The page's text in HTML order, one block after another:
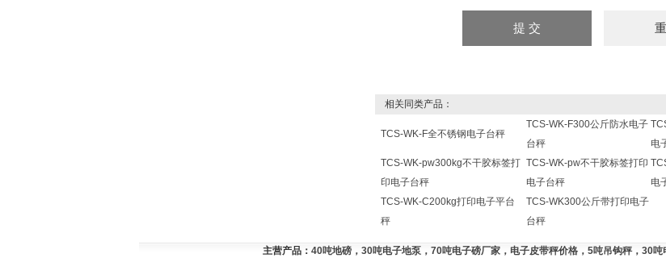
相关同类产品：
TCS-WK-F全不锈钢电子台秤
TCS-WK-F300公斤防水电子
台秤
电
TCS-WK-pw300kg不干胶标签打
印电子台秤
TCS-WK-pw不干胶标签打印
电子台秤
电
TCS-WK-C200kg打印电子平台
秤
TCS-WK300公斤带打印电子
台秤
主营产品： 40吨地磅，30吨电子地泵，70吨电子磅厂家，电子皮带秤价格，5吨吊钩秤，30